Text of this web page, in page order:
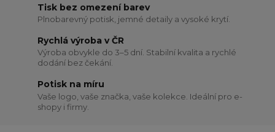
Tisk bez omezení barev
Plnobarevný potisk, jemné detaily a vysoké krytí.
Rychlá výroba v ČR
Výroba obvykle do 3–5 dní. Stabilní kvalita a rychlé
dodání bez čekání.
Potisk na míru
Vaše logo, vaše značka, vaše kolekce. Ideální pro e-
shopy i firmy.